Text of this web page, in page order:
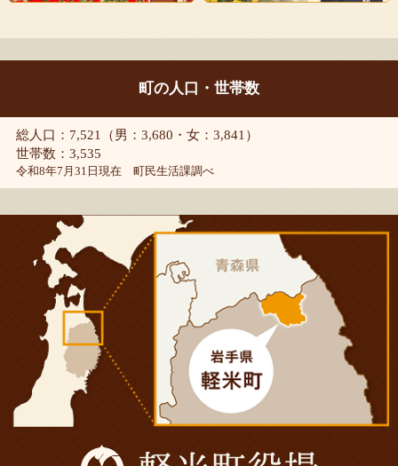
町の人口・世帯数
総人口：7,521（男：3,680・女：3,841）
世帯数：3,535
令和8年7月31日現在 町民生活課調べ